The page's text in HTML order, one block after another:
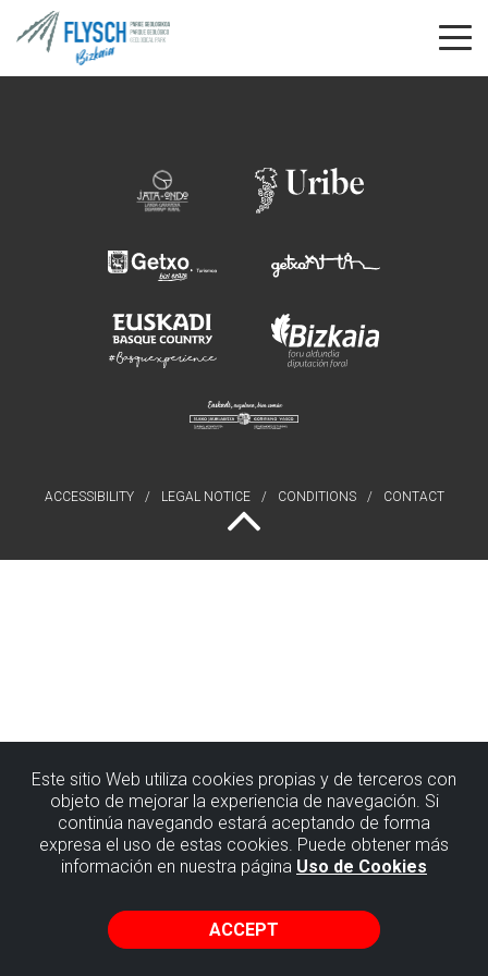
Este sitio Web utiliza cookies propias y de terceros con
objeto de mejorar la experiencia de navegación. Si
continúa navegando estará aceptando de forma
expresa el uso de estas cookies. Puede obtener más
información en nuestra página Uso de Cookies
ACCEPT
ACCESSIBILITY LEGAL NOTICE CONDITIONS CONTACT